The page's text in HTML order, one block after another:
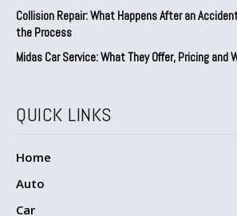
Collision Repair: What Happens After an
the Process
Midas Car Service: What They Offer, Pricing and
QUICK LINKS
Home
Auto
Car